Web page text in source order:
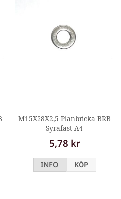
M15X28X2,5 Planbricka BRB
Syrafast A4
5,78 kr
INFO KÖP